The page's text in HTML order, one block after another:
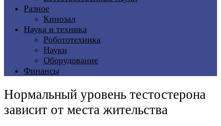
Разное
Кинозал
Наука и техника
Робототехника
Науки
Оборудование
Финансы
Нормальный уровень тестостерона
зависит от места жительства